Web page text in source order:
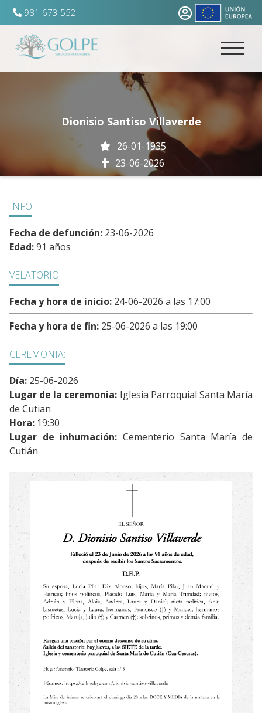
981 673 552
Dionisio Santiso Villaverde
26-01-1935
23-06-2026
INFO
Fecha de defunción: 23-06-2026
Edad:91 años
VELATORIO
Fecha y hora de inicio: 24-06-2026 a las 17:00
Fecha y hora de fin: 25-06-2026 a las 19:00
CEREMONIA:
Día: 25-06-2026
Lugar de la ceremonia: Iglesia Parroquial Santa María
de Cutian
Hora: 19:30
Lugar de inhumación: Cementerio Santa María de
Cutián